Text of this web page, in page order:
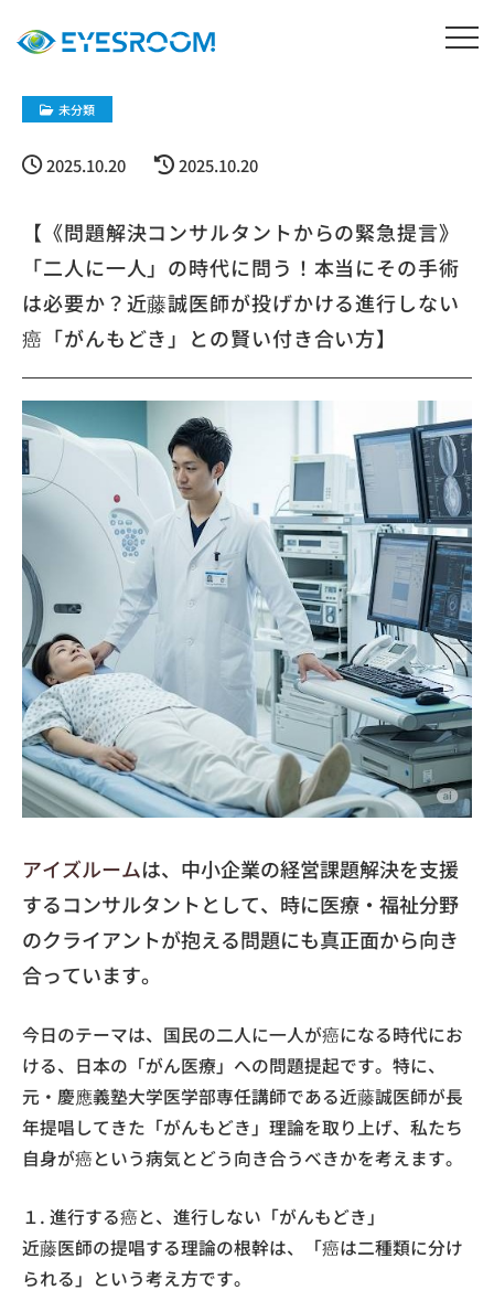
未分類
2025.10.20 2025.10.20
【《問題解決コンサルタントからの緊急提言》
「二人に一人」の時代に問う！本当にその手術
は必要か？近藤誠医師が投げかける進行しない
癌「がんもどき」との賢い付き合い方】
アイズルームは、中小企業の経営課題解決を支援
するコンサルタントとして、時に医療・福祉分野
のクライアントが抱える問題にも真正面から向き
合っています。
今日のテーマは、国民の二人に一人が癌になる時代にお
ける、日本の「がん医療」への問題提起です。特に、
元・慶應義塾大学医学部専任講師である近藤誠医師が長
年提唱してきた「がんもどき」理論を取り上げ、私たち
自身が癌という病気とどう向き合うべきかを考えます。
１. 進行する癌と、進行しない「がんもどき」
近藤医師の提唱する理論の根幹は、「癌は二種類に分け
られる」という考え方です。